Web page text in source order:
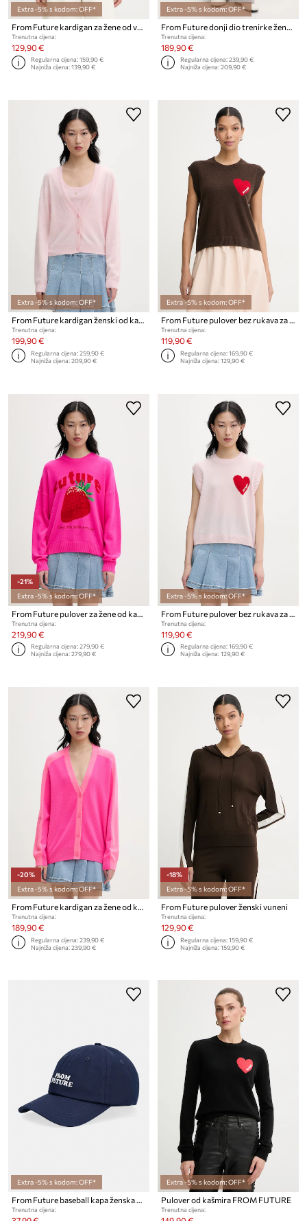
Extra -5% s kodom: OFF*
From Future kardigan za žene od vune
Trenutna cijena:
129,90 €
Regularna cijena:159,90 €
Najniža cijena:139,90 €
Extra -5% s kodom: OFF*
From Future donji dio trenirke ženski od kašmira
Trenutna cijena:
189,90 €
Regularna cijena:239,90 €
Najniža cijena:209,90 €
Extra -5% s kodom: OFF*
From Future kardigan ženski od kašmira
Trenutna cijena:
199,90 €
Regularna cijena:259,90 €
Najniža cijena:209,90 €
Extra -5% s kodom: OFF*
From Future pulover bez rukava za žene od kašmira
Trenutna cijena:
119,90 €
Regularna cijena:169,90 €
Najniža cijena:129,90 €
-21%
Extra -5% s kodom: OFF*
Trenutna cijena:
219,90 €
Regularna cijena:279,90 €
Najniža cijena:279,90 €
Extra -5% s kodom: OFF*
Trenutna cijena:
119,90 €
Regularna cijena:169,90 €
Najniža cijena:129,90 €
-20%
Extra -5% s kodom: OFF*
From Future kardigan za žene od kašmira
Trenutna cijena:
189,90 €
Regularna cijena:239,90 €
Najniža cijena:239,90 €
-18%
Extra -5% s kodom: OFF*
From Future pulover ženski vuneni
Trenutna cijena:
129,90 €
Regularna cijena:159,90 €
Najniža cijena:159,90 €
Extra -5% s kodom: OFF*
From Future baseball kapa ženska pamučna
Trenutna cijena:
Extra -5% s kodom: OFF*
Pulover od kašmira FROM FUTURE
Trenutna cijena: